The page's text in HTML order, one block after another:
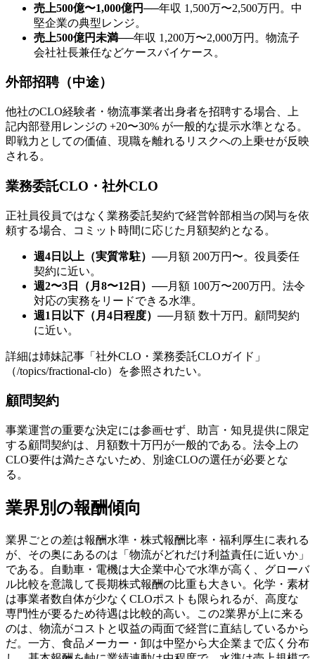
売上500億〜1,000億円──年収 1,500万〜2,500万円。中
堅企業の典型レンジ。
売上500億円未満──年収 1,200万〜2,000万円。物流子
会社社長兼任などケースバイケース。
外部招聘（中途）
他社のCLO経験者・物流事業者出身者を招聘する場合、上
記内部登用レンジの +20〜30% が一般的な提示水準となる。
即戦力としての価値、現職を離れるリスクへの上乗せが反映
される。
業務委託CLO・社外CLO
正社員役員ではなく業務委託契約で経営幹部相当の関与を依
頼する場合、コミット時間に応じた月額契約となる。
週4日以上（実質常駐） ──月額 200万円〜。役員委任
契約に近い。
週2〜3日（月8〜12日） ──月額 100万〜200万円。法令
対応の実務をリードできる水準。
週1日以下（月4日程度） ──月額 数十万円。顧問契約
に近い。
詳細は姉妹記事「社外CLO・業務委託CLOガイド」
（/topics/fractional-clo）を参照されたい。
顧問契約
事業運営の重要な決定には参画せず、助言・知見提供に限定
する顧問契約は、月額数十万円が一般的である。法令上の
CLO要件は満たさないため、別途CLOの選任が必要とな
る。
業界別の報酬傾向
業界ごとの差は報酬水準・株式報酬比率・福利厚生に表れる
が、その奥にあるのは「物流がどれだけ利益責任に近いか」
である。自動車・電機は大企業中心で水準が高く、グローバ
ル比較を意識して長期株式報酬の比重も大きい。化学・素材
は事業者数自体が少なくCLOポストも限られるが、高度な
専門性が要るため待遇は比較的高い。この2業界が上に来る
のは、物流がコストと収益の両面で経営に直結しているから
だ。一方、食品メーカー・卸は中堅から大企業まで広く分布